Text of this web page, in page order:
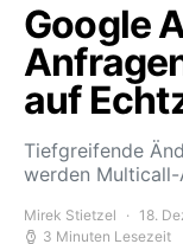
Google
auf
Tiefgreifende
werden
Mirek Stietzel 18.
3 Minuten Lesezeit